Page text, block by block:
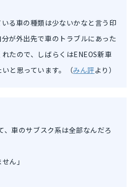
る車の種類は少ないかなと言う印
が外出先で車のトラブルにあった
たので、しばらくはENEOS新車
と思っています。（みん評より）
、車のサブスク系は全部なんだろ
ん」